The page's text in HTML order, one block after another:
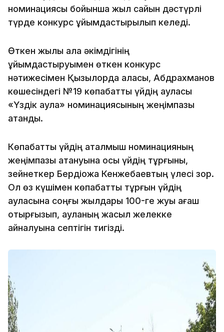
номинациясы бойынша жыл сайын дәстүрлі
түрде конкурс ұйымдастырылып келеді.
Өткен жылы қала әкімдігінің
ұйымдастыруымен өткен конкурс
нәтижесімен Қызылорда қаласы, Абдрахманов
көшесіндегі №19 көпқабатты үйдің ауласы
«Үздік аула» номинациясының жеңімпазы
атанды.
Көпқабатты үйдің аталмыш номинацияның
жеңімпазы атануына осы үйдің тұрғыны,
зейнеткер Бердіқожа Кенжебаевтың үлесі зор.
Ол өз күшімен көпқабатты тұрғын үйдің
ауласына соңғы жылдары 100-ге жуық ағаш
отырғызып, ауланың жасыл желекке
айналуына септігін тигізді.